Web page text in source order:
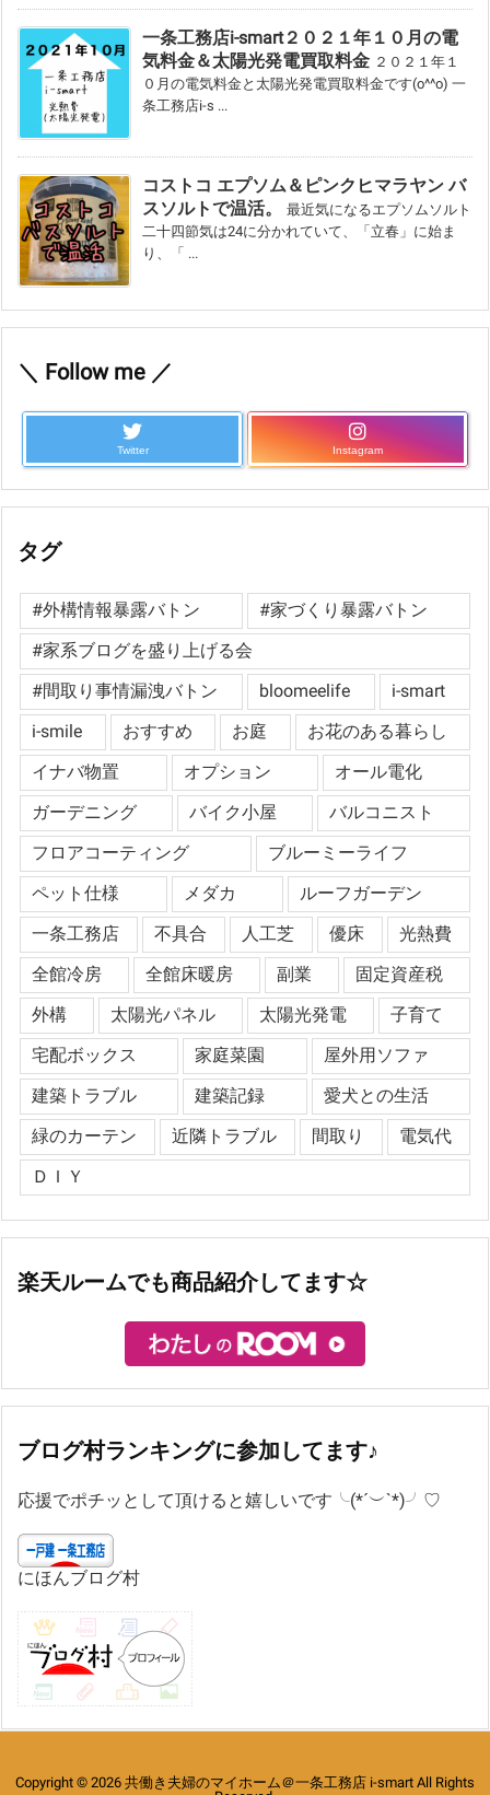
一条工務店i-smart２０２１年１０月の電
気料金＆太陽光発電買取料金 ２０２１年１
０月の電気料金と太陽光発電買取料金です(o^^o) 一
条工務店i-s ...
コストコ エプソム＆ピンクヒマラヤン バ
スソルトで温活。
最近気になるエプソムソルト
二十四節気は24に分かれていて、「立春」に始ま
り、「 ...
＼ Follow me ／
Twitter Instagram
タグ
#外構情報暴露バトン
#家づくり暴露バトン
#家系ブログを盛り上げる会
#間取り事情漏洩バトン
bloomeelife
i-smart
i-smile
おすすめ お庭
お花のある暮らし
イナバ物置
オプション
オール電化
ガーデニング
バイク小屋
バルコニスト
フロアコーティング
ブルーミーライフ
ペット仕様
メダカ
ルーフガーデン
一条工務店
不具合 人工芝 優床
光熱費
全館冷房
全館床暖房 副業
固定資産税
外構
太陽光パネル 太陽光発電
子育て
宅配ボックス
家庭菜園
屋外用ソファ
建築トラブル
建築記録
愛犬との生活
緑のカーテン
近隣トラブル 間取り
電気代
ＤＩＹ
楽天ルームでも商品紹介してます☆
ブログ村ランキングに参加してます♪
応援でポチッとして頂けると嬉しいです╰(*´︶`*)╯♡
にほんブログ村
Copyright © 2026 共働き夫婦のマイホーム＠一条工務店 i-smart All Rights